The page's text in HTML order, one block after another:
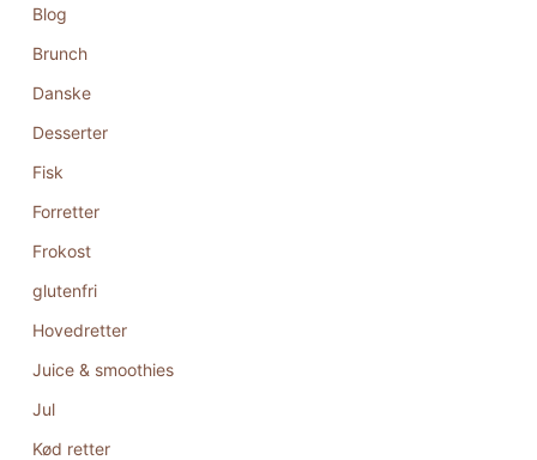
Blog
Brunch
Danske
Desserter
Fisk
Forretter
Frokost
glutenfri
Hovedretter
Juice & smoothies
Jul
Kød retter